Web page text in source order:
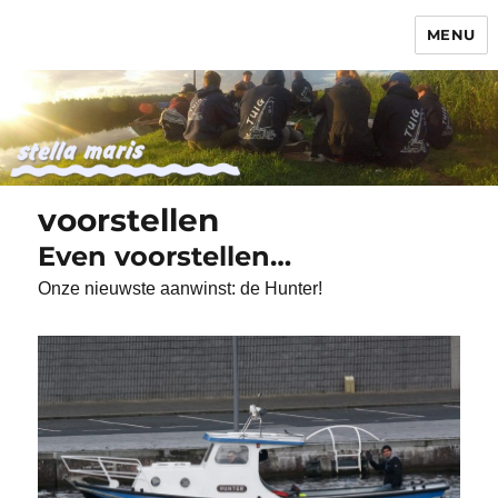
MENU
voorstellen
Even voorstellen…
Onze nieuwste aanwinst: de Hunter!